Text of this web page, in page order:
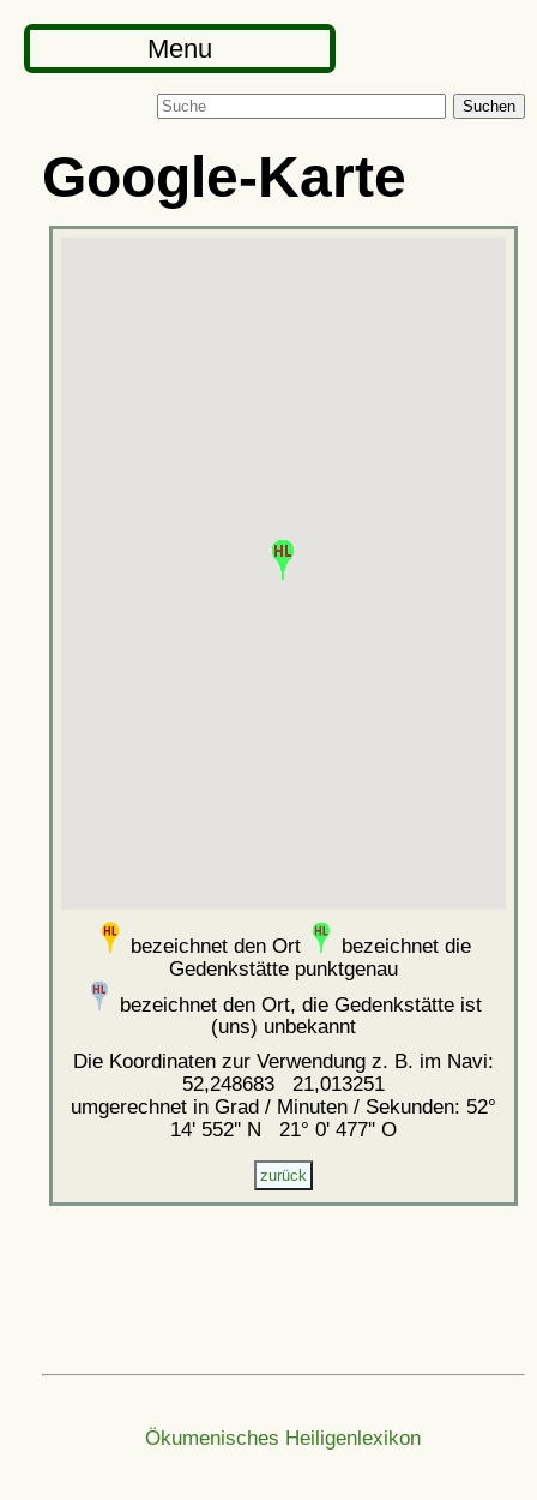
Menu
Suchen
Google-Karte
bezeichnet den Ort
bezeichnet die
Gedenkstätte punktgenau
bezeichnet den Ort, die Gedenkstätte ist
(uns) unbekannt
Die Koordinaten zur Verwendung z. B. im Navi:
52,248683 21,013251
umgerechnet in Grad / Minuten / Sekunden: 52°
14' 552'' N 21° 0' 477'' O
Ökumenisches Heiligenlexikon